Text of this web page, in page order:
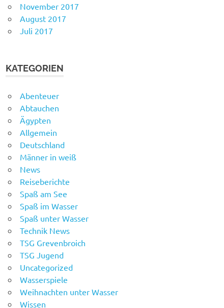
November 2017
August 2017
Juli 2017
KATEGORIEN
Abenteuer
Abtauchen
Ägypten
Allgemein
Deutschland
Männer in weiß
News
Reiseberichte
Spaß am See
Spaß im Wasser
Spaß unter Wasser
Technik News
TSG Grevenbroich
TSG Jugend
Uncategorized
Wasserspiele
Weihnachten unter Wasser
Wissen